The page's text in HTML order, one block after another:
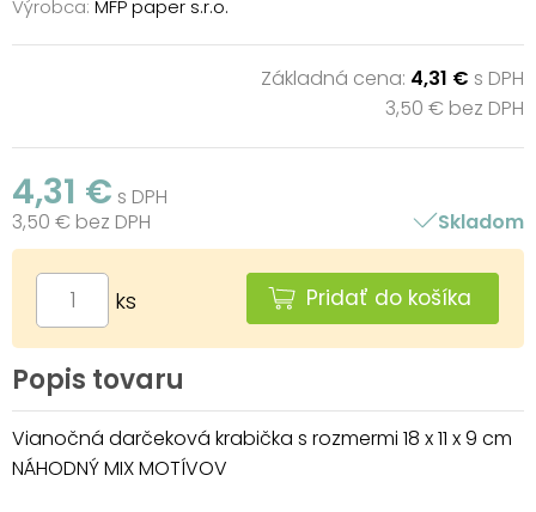
Výrobca: MFP paper s.r.o.
Základná cena: 4,31 € s DPH
3,50 € bez DPH
4,31 € s DPH
3,50 € bez DPH
Skladom
ks Pridať do košíka
Popis tovaru
Vianočná darčeková krabička s rozmermi 18 x 11 x 9 cm
NÁHODNÝ MIX MOTÍVOV